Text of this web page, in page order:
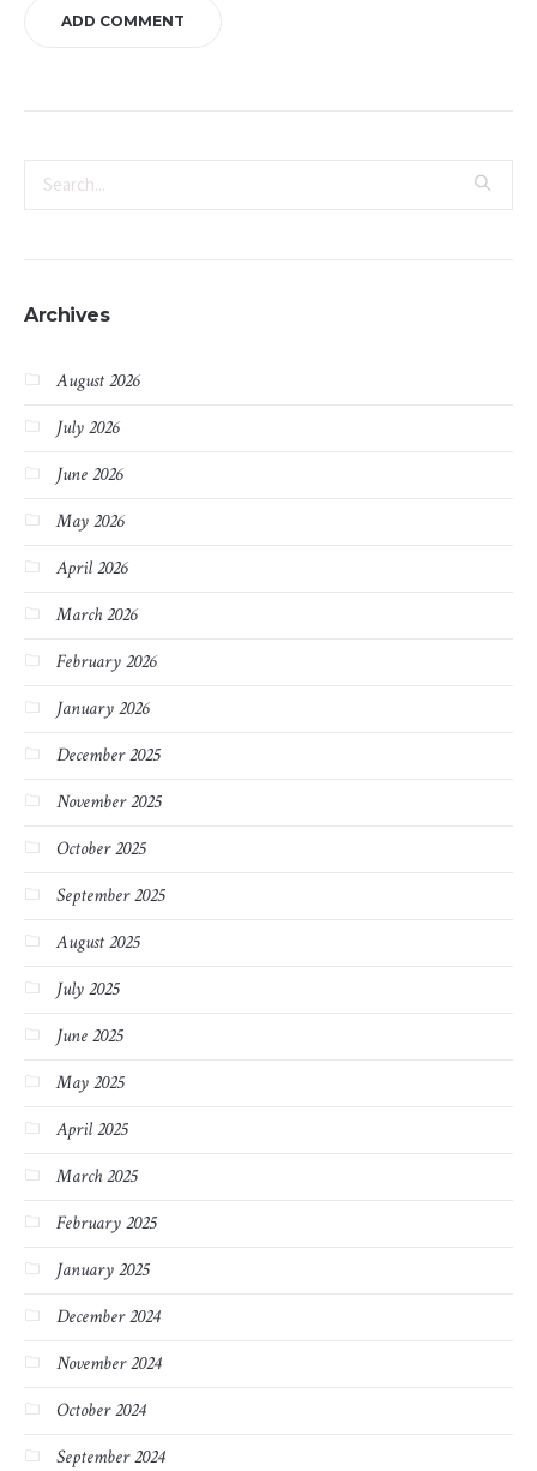
Archives
August 2026
July 2026
June 2026
May 2026
April 2026
March 2026
February 2026
January 2026
December 2025
November 2025
October 2025
September 2025
August 2025
July 2025
June 2025
May 2025
April 2025
March 2025
February 2025
January 2025
December 2024
November 2024
October 2024
September 2024